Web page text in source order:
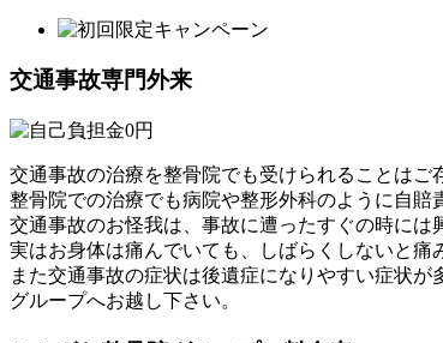
交通事故専門外来
交通事故の治療を整骨院でも受けられることはご
整骨院での治療でも病院や整形外科のように自賠
交通事故のお怪我は、事故に遭ったすぐの時には
実はお身体は痛んでいても、しばらくしないと痛
また交通事故の症状は後遺症になりやすい症状
グループへお越し下さい。